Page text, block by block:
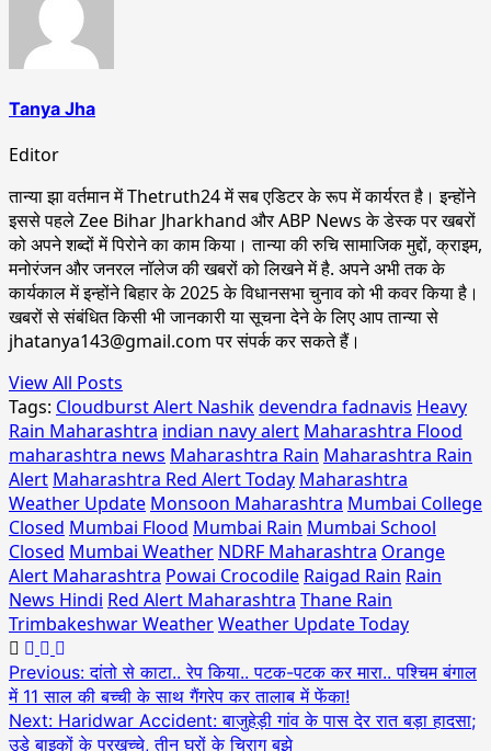
Tanya Jha
Editor
तान्‍या झा वर्तमान में Thetruth24 में सब एडिटर के रूप में कार्यरत है। इन्होंने
इससे पहले Zee Bihar Jharkhand और ABP News के डेस्क पर खबरों
को अपने शब्दों में पिरोने का काम किया। तान्‍या की रुचि सामाजिक मुद्दों, क्राइम,
मनोरंजन और जनरल नॉलेज की खबरों को लिखने में है. अपने अभी तक के
कार्यकाल में इन्होंने बिहार के 2025 के विधानसभा चुनाव को भी कवर किया है।
खबरों से संबंधित किसी भी जानकारी या सूचना देने के लिए आप तान्‍या से
jhatanya143@gmail.com पर संपर्क कर सकते हैं।
View All Posts
Tags: Cloudburst Alert Nashikdevendra fadnavis Heavy
Rain Maharashtra indian navy alert Maharashtra Flood
maharashtra news Maharashtra Rain Maharashtra Rain
Alert Maharashtra Red Alert Today Maharashtra
Weather Update Monsoon Maharashtra Mumbai College
Closed Mumbai Flood Mumbai Rain Mumbai School
Closed Mumbai Weather NDRF Maharashtra Orange
Alert Maharashtra Powai Crocodile Raigad Rain Rain
News Hindi Red Alert Maharashtra Thane Rain
Trimbakeshwar WeatherWeather Update Today
Previous:दांतो से काटा.. रेप किया.. पटक-पटक कर मारा.. पश्चिम बंगाल
में 11 साल की बच्ची के साथ गैंगरेप कर तालाब में फेंका!
Next: Haridwar Accident: बाजुहेड़ी गांव के पास देर रात बड़ा हादसा;
उड़े बाइकों के परखच्चे, तीन घरों के चिराग बुझे